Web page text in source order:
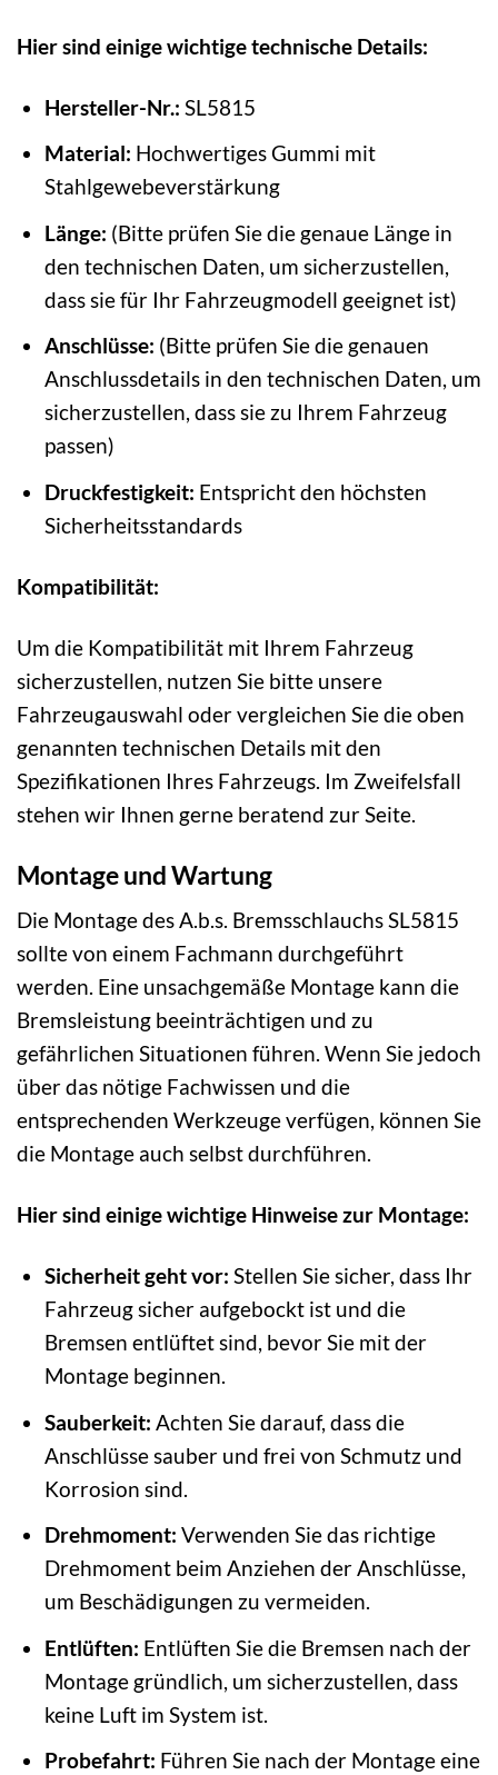
Hier sind einige wichtige technische Details:
Hersteller-Nr.: SL5815
Material: Hochwertiges Gummi mit
Stahlgewebeverstärkung
Länge: (Bitte prüfen Sie die genaue Länge in
den technischen Daten, um sicherzustellen,
dass sie für Ihr Fahrzeugmodell geeignet ist)
Anschlüsse: (Bitte prüfen Sie die genauen
Anschlussdetails in den technischen Daten, um
sicherzustellen, dass sie zu Ihrem Fahrzeug
passen)
Druckfestigkeit: Entspricht den höchsten
Sicherheitsstandards
Kompatibilität:
Um die Kompatibilität mit Ihrem Fahrzeug
sicherzustellen, nutzen Sie bitte unsere
Fahrzeugauswahl oder vergleichen Sie die oben
genannten technischen Details mit den
Spezifikationen Ihres Fahrzeugs. Im Zweifelsfall
stehen wir Ihnen gerne beratend zur Seite.
Montage und Wartung
Die Montage des A.b.s. Bremsschlauchs SL5815
sollte von einem Fachmann durchgeführt
werden. Eine unsachgemäße Montage kann die
Bremsleistung beeinträchtigen und zu
gefährlichen Situationen führen. Wenn Sie jedoch
über das nötige Fachwissen und die
entsprechenden Werkzeuge verfügen, können Sie
die Montage auch selbst durchführen.
Hier sind einige wichtige Hinweise zur Montage:
Sicherheit geht vor: Stellen Sie sicher, dass Ihr
Fahrzeug sicher aufgebockt ist und die
Bremsen entlüftet sind, bevor Sie mit der
Montage beginnen.
Sauberkeit: Achten Sie darauf, dass die
Anschlüsse sauber und frei von Schmutz und
Korrosion sind.
Drehmoment: Verwenden Sie das richtige
Drehmoment beim Anziehen der Anschlüsse,
um Beschädigungen zu vermeiden.
Entlüften: Entlüften Sie die Bremsen nach der
Montage gründlich, um sicherzustellen, dass
keine Luft im System ist.
Probefahrt: Führen Sie nach der Montage eine